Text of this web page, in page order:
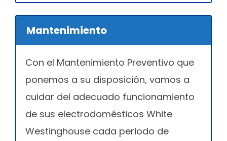
Mantenimiento
Con el Mantenimiento Preventivo que
ponemos a su disposición, vamos a
cuidar del adecuado funcionamiento
de sus electrodomésticos White
Westinghouse cada periodo de